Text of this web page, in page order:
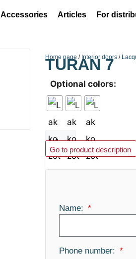
Accessories Articles For
Home page / Interior doors /
TURAN 7
Optional colors:
Add to
Go to product description
Name:
Phone number: